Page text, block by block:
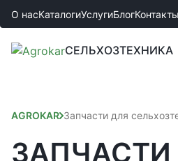
О насКаталогиУслугиБлогКонтакты
СЕЛЬХОЗТЕХНИКА
AGROKAR Запчасти для
ЗАПЧАСТИ